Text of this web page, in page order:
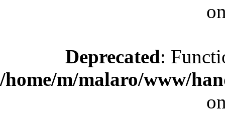
Deprecated:
/home/m/malaro/www/